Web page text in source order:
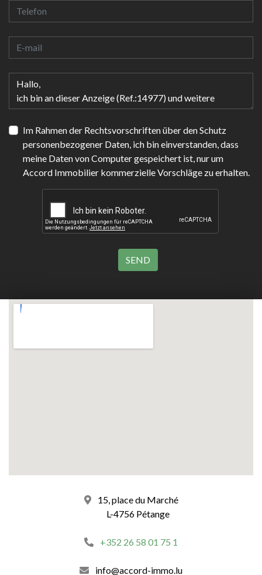
Im Rahmen der Rechtsvorschriften über den Schutz
personenbezogener Daten, ich bin einverstanden, dass
meine Daten von Computer gespeichert ist, nur um
Accord Immobilier kommerzielle Vorschläge zu erhalten.
15, place du Marché
L-4756 Pétange
+352 26 58 01 75 1
info@accord-immo.lu